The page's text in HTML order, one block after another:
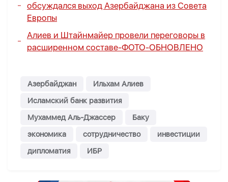
обсуждался выход Азербайджана из Совета
Европы
Алиев и Штайнмайер провели переговоры в
расширенном составе-ФОТО-ОБНОВЛЕНО
Азербайджан
Ильхам Алиев
Исламский банк развития
Мухаммед Аль-Джассер
Баку
экономика
сотрудничество
инвестиции
дипломатия
ИБР